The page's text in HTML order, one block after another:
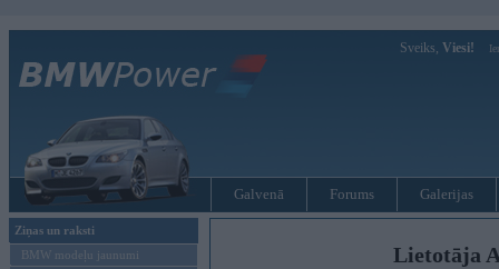
Sveiks, Viesi!
Galvenā Forums Galerijas
Ziņas un raksti
BMW modeļu jaunumi
Lietotāja